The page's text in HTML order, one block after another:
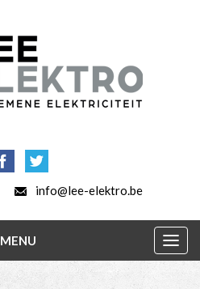
info@lee-elektro.be
MENU